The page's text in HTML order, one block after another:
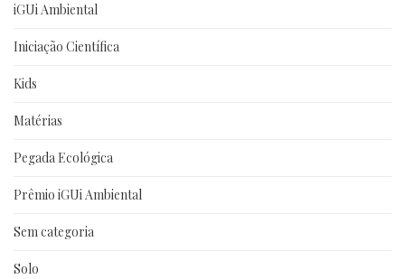
iGUi Ambiental
Iniciação Científica
Kids
Matérias
Pegada Ecológica
Prêmio iGUi Ambiental
Sem categoria
Solo